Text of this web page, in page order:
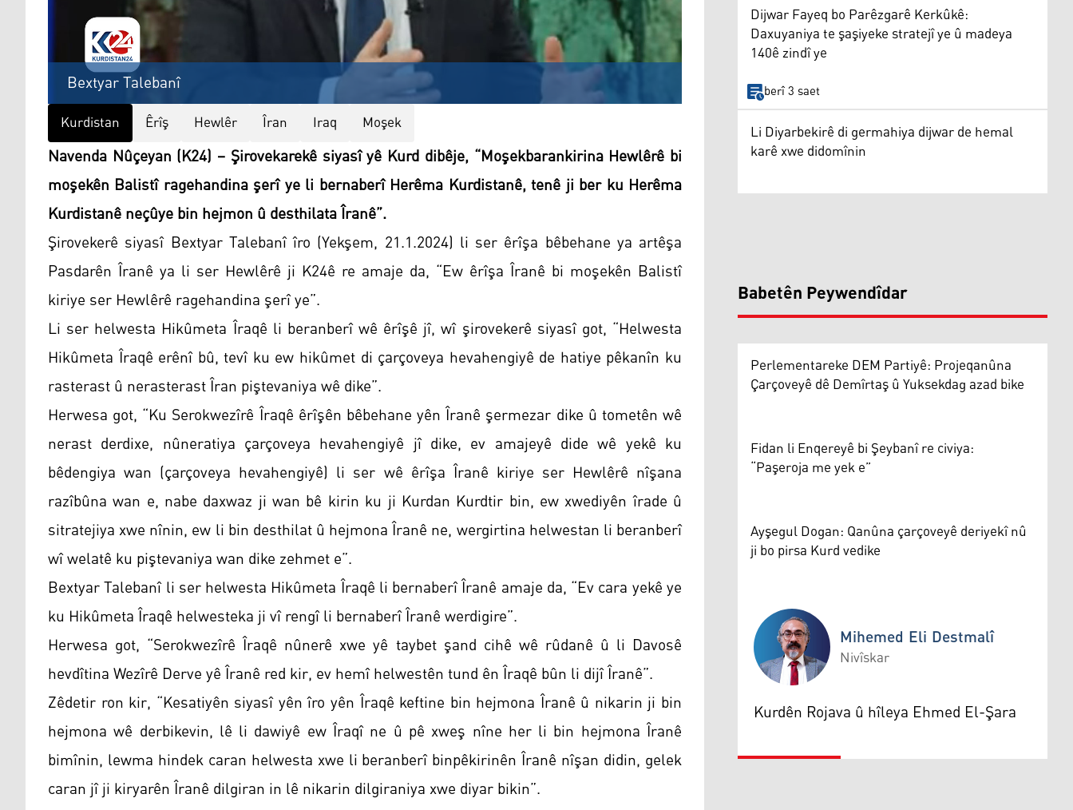
Bextyar Talebanî
Kurdistan Êrîş Hewlêr Îran Iraq Moşek
Navenda Nûçeyan (K24) – Şirovekarekê siyasî yê Kurd dibêje, “Moşekbarankirina Hewlêrê bi
moşekên Balistî ragehandina şerî ye li bernaberî Herêma Kurdistanê, tenê ji ber ku Herêma
Kurdistanê neçûye bin hejmon û desthilata Îranê”.
Şirovekerê siyasî Bextyar Talebanî îro (Yekşem, 21.1.2024) li ser êrîşa bêbehane ya artêşa
Pasdarên Îranê ya li ser Hewlêrê ji K24ê re amaje da, “Ew êrîşa Îranê bi moşekên Balistî
kiriye ser Hewlêrê ragehandina şerî ye”.
Li ser helwesta Hikûmeta Îraqê li beranberî wê êrîşê jî, wî şirovekerê siyasî got, “Helwesta
Hikûmeta Îraqê erênî bû, tevî ku ew hikûmet di çarçoveya hevahengiyê de hatiye pêkanîn ku
rasterast û nerasterast Îran piştevaniya wê dike”.
Herwesa got, “Ku Serokwezîrê Îraqê êrîşên bêbehane yên Îranê şermezar dike û tometên wê
nerast derdixe, nûneratiya çarçoveya hevahengiyê jî dike, ev amajeyê dide wê yekê ku
bêdengiya wan (çarçoveya hevahengiyê) li ser wê êrîşa Îranê kiriye ser Hewlêrê nîşana
razîbûna wan e, nabe daxwaz ji wan bê kirin ku ji Kurdan Kurdtir bin, ew xwediyên îrade û
sitratejiya xwe nînin, ew li bin desthilat û hejmona Îranê ne, wergirtina helwestan li beranberî
wî welatê ku piştevaniya wan dike zehmet e”.
Bextyar Talebanî li ser helwesta Hikûmeta Îraqê li bernaberî Îranê amaje da, “Ev cara yekê ye
ku Hikûmeta Îraqê helwesteka ji vî rengî li bernaberî Îranê werdigire”.
Herwesa got, “Serokwezîrê Îraqê nûnerê xwe yê taybet şand cihê wê rûdanê û li Davosê
hevdîtina Wezîrê Derve yê Îranê red kir, ev hemî helwestên tund ên Îraqê bûn li dijî Îranê”.
Zêdetir ron kir, “Kesatiyên siyasî yên îro yên Îraqê keftine bin hejmona Îranê û nikarin ji bin
hejmona wê derbikevin, lê li dawiyê ew Îraqî ne û pê xweş nîne her li bin hejmona Îranê
bimînin, lewma hindek caran helwesta xwe li beranberî binpêkirinên Îranê nîşan didin, gelek
caran jî ji kiryarên Îranê dilgiran in lê nikarin dilgiraniya xwe diyar bikin”.
Dijwar Fayeq bo Parêzgarê Kerkûkê:
Daxuyaniya te şaşiyeke stratejî ye û madeya
140ê zindî ye
berî 3 saet
Li Diyarbekirê di germahiya dijwar de hemal
karê xwe didomînin
Babetên Peywendîdar
Perlementareke DEM Partiyê: Projeqanûna
Çarçoveyê dê Demîrtaş û Yuksekdag azad bike
Fidan li Enqereyê bi Şeybanî re civiya:
“Paşeroja me yek e”
Ayşegul Dogan: Qanûna çarçoveyê deriyekî nû
ji bo pirsa Kurd vedike
Mihemed Eli Destmalî
Mihemed Eli Destmalî
Nivîskar
Kurdên Rojava û hîleya Ehmed El-Şara